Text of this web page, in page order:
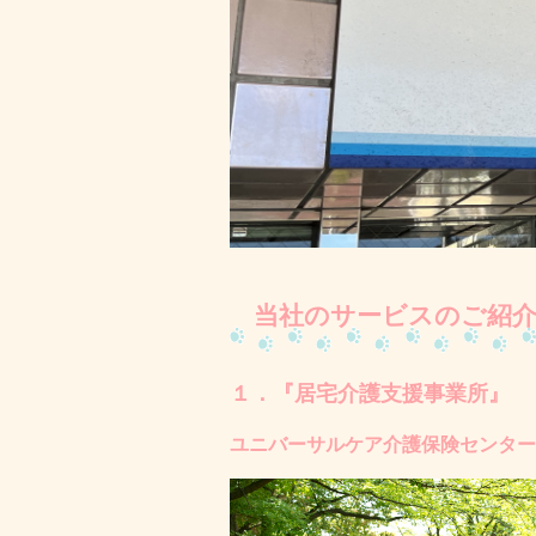
当社のサービスのご紹介
１．『居宅介護支援事業所』
ユニバーサルケア介護保険センター